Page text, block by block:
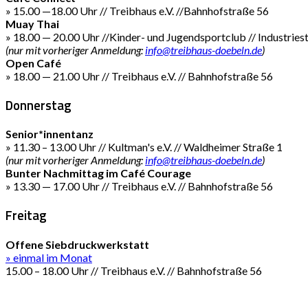
» 15.00 —18.00 Uhr // Treibhaus e.V. //Bahnhofstraße 56
Muay Thai
» 18.00 — 20.00 Uhr //Kinder- und Jugendsportclub //
(nur mit vorheriger Anmeldung: info@treibhaus-doebeln.de)
Open Café
» 18.00 — 21.00 Uhr // Treibhaus e.V. // Bahnhofstraße 56
Donnerstag
Senior*innentanz
» 11.30 – 13.00 Uhr // Kultman's e.V. // Waldheimer Straße 1
(nur mit vorheriger Anmeldung: info@treibhaus-doebeln.de)
Bunter Nachmittag im Café Courage
» 13.30 — 17.00 Uhr // Treibhaus e.V. // Bahnhofstraße 56
Freitag
Offene Siebdruckwerkstatt
» einmal im Monat
15.00 – 18.00 Uhr // Treibhaus e.V. // Bahnhofstraße 56